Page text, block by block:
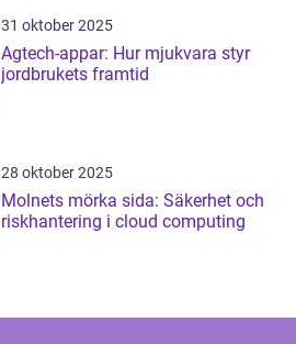
31 oktober 2025
Agtech-appar: Hur mjukvara styr
jordbrukets framtid
28 oktober 2025
Molnets mörka sida: Säkerhet och
riskhantering i cloud computing